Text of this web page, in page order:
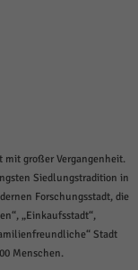
mit großer Vergangenheit.
Siedlungstradition in
Forschungsstadt, die
„Einkaufsstadt“,
Stadt
Menschen.